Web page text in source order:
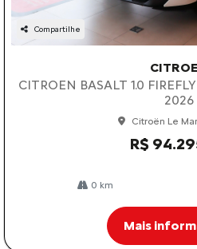
Compartilhe
CITROEN BASALT 1.0
2026
Citroën Le
R$
0 km
Mais